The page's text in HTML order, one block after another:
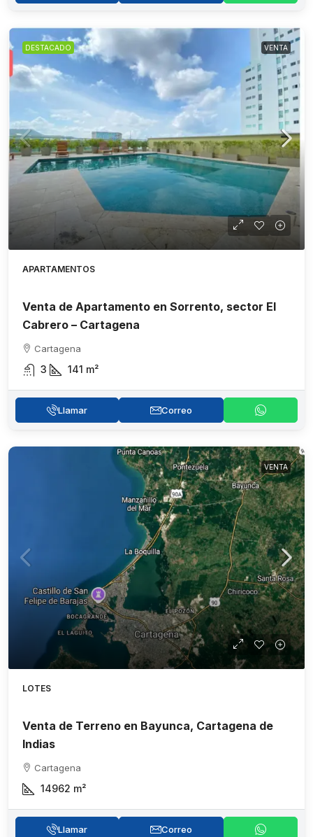
DESTACADO VENTA
APARTAMENTOS
Venta de Apartamento en Sorrento, sector El
Cabrero – Cartagena
Cartagena
3 141 m²
Llamar Correo
VENTA
LOTES
Venta de Terreno en Bayunca, Cartagena de
Indias
Cartagena
14962 m²
Llamar Correo